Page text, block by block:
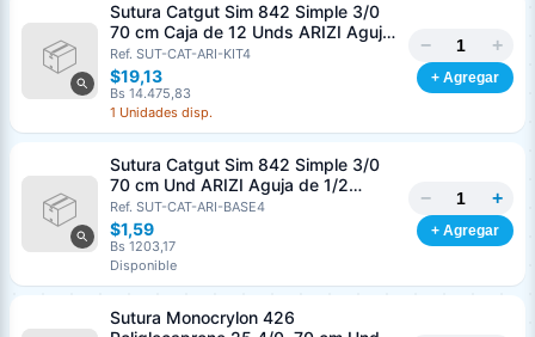
Sutura Catgut Sim 842 Simple 3/0
70 cm Caja de 12 Unds ARIZI Aguja
de 1/2 Circulo Punta Conica 36 mm
Ref. SUT-CAT-ARI-KIT4
$19,13
Bs 14.475,83
1 Unidades disp.
− +
+ Agregar
Sutura Catgut Sim 842 Simple 3/0
70 cm Und ARIZI Aguja de 1/2
Circulo Punta Conica 36 mm
Ref. SUT-CAT-ARI-BASE4
$1,59
Bs 1203,17
Disponible
− +
+ Agregar
Sutura Monocrylon 426